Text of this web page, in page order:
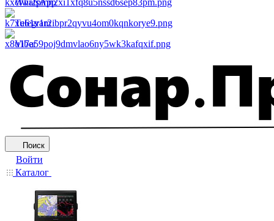
WhatsApp
Telegram
Viber
Поиск
Войти
Каталог